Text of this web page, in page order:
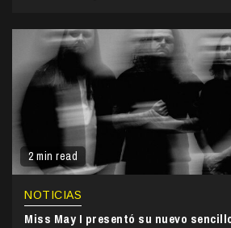
2 min read
NOTICIAS
Miss May I presentó su nuevo